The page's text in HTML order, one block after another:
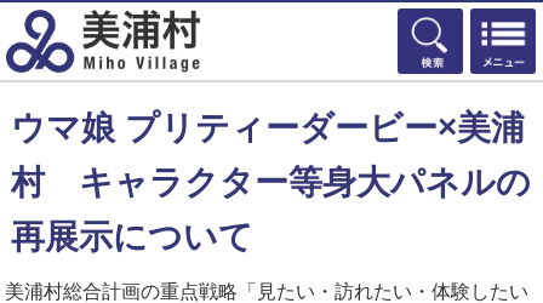
検索
ウマ娘 プリティーダービー×美浦
村 キャラクター等身大パネルの
再展示について
美浦村総合計画の重点戦略「見たい・訪れたい・体験したい